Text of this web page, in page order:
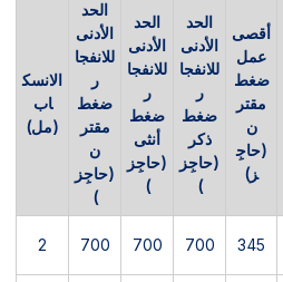
أقصى
عمل
ضغط
مقتر
ن
(حاجِ
ز)
الحد
الأدنى
للانفجا
ر
ضغط
ذكر
(حاجِز
)
الحد
الأدنى
للانفجا
ر
ضغط
أنثى
(حاجِز
)
الحد
الأدنى
للانفجا
ر
ضغط
مقتر
ن
(حاجِز
)
الانسك
اب
(مل)
345
700
700
700
2